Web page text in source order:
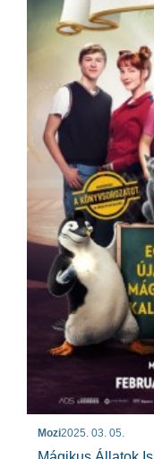
Mozi2025. 03. 05.